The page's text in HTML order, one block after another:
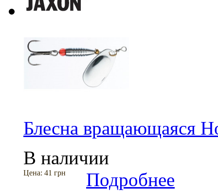
Блесна вращающаяся
В наличии
Цена: 41 грн Подробнее